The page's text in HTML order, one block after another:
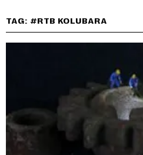
TAG: #RTB KOLUBARA